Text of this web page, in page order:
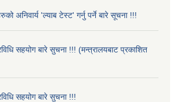
अनिवार्य 'ल्याब टेस्ट' गर्नु पर्ने बारे सूचना !!!
सहयोग बारे सुचना !!! (मन्त्रालयबाट प्रकाशित
सहयोग बारे सुचना !!!